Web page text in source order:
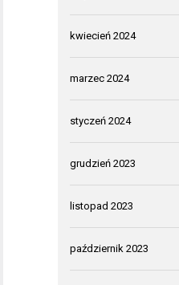
kwiecień 2024
marzec 2024
styczeń 2024
grudzień 2023
listopad 2023
październik 2023